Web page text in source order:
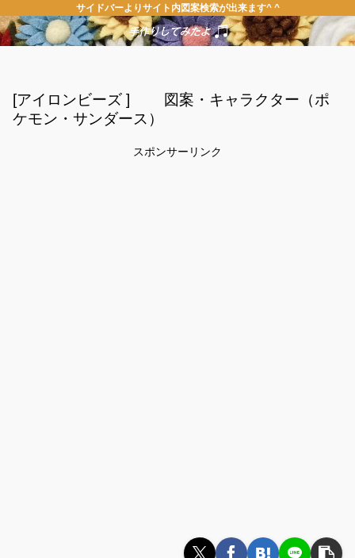
サイドバーよりサイト内図案検索が出来ます^ ^
[アイロンビーズ ] 図案・キャラクター（ポ
ケモン・サンダース）
スポンサーリンク